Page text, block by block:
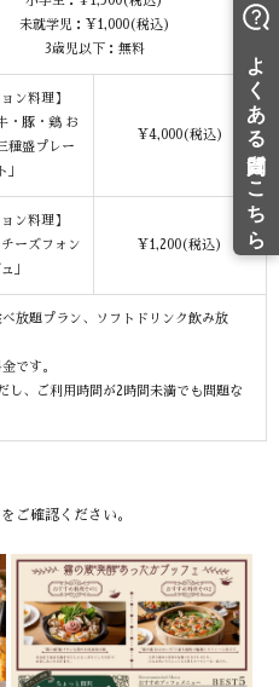
未就学児：¥1,000(税込)
3歳児以下：無料
ン料理】
・豚・鶏 お
種盛プレー
ト」
¥4,000(税込)​
ン料理】
チーズフォン
」
¥1,200(税込)​
放題プラン、ソフトドリンク飲み放
です。
、ご利用時間が2時間未満でも問題な
ご確認ください。